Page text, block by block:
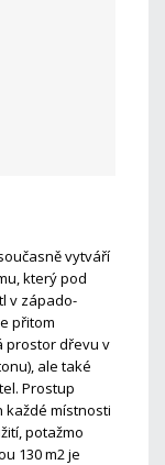
vytváří
který pod
v západo-
přitom
prostor dřevu v
ale také
Prostup
místnosti
potažmo
130 m2 je